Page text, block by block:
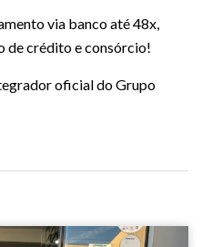
via banco até 48x,
de crédito e consórcio!
oficial do Grupo